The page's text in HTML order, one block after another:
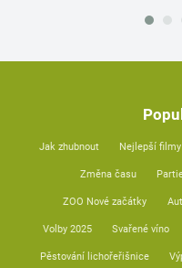
Jak zhubnout Nejlepší
Změna času
ZOO Nové začátky
Volby 2025 Svařené víno
Pěstování lichořeřišnice